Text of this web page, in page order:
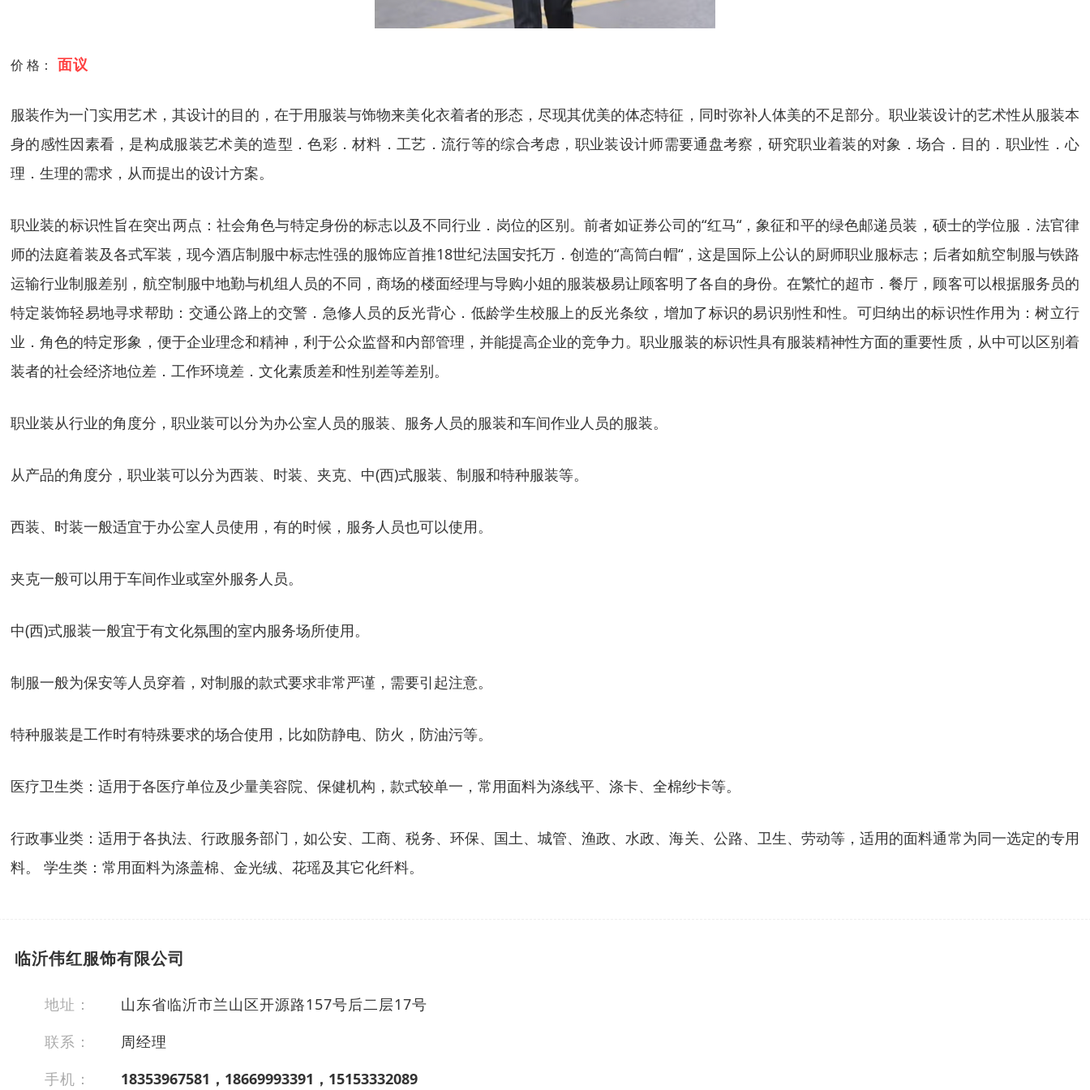
价 格： 面议
服装作为一门实用艺术，其设计的目的，在于用服装与饰物来美化衣着者的形态，尽现其优美的体态特征，同时弥补人体美的不足部分。职业装设计的艺术性从服装本
身的感性因素看，是构成服装艺术美的造型．色彩．材料．工艺．流行等的综合考虑，职业装设计师需要通盘考察，研究职业着装的对象．场合．目的．职业性．心
理．生理的需求，从而提出的设计方案。
职业装的标识性旨在突出两点：社会角色与特定身份的标志以及不同行业．岗位的区别。前者如证券公司的“红马“，象征和平的绿色邮递员装，硕士的学位服．法官律
师的法庭着装及各式军装，现今酒店制服中标志性强的服饰应首推18世纪法国安托万．创造的“高筒白帽“，这是国际上公认的厨师职业服标志；后者如航空制服与铁路
运输行业制服差别，航空制服中地勤与机组人员的不同，商场的楼面经理与导购小姐的服装极易让顾客明了各自的身份。在繁忙的超市．餐厅，顾客可以根据服务员的
特定装饰轻易地寻求帮助：交通公路上的交警．急修人员的反光背心．低龄学生校服上的反光条纹，增加了标识的易识别性和性。可归纳出的标识性作用为：树立行
业．角色的特定形象，便于企业理念和精神，利于公众监督和内部管理，并能提高企业的竞争力。职业服装的标识性具有服装精神性方面的重要性质，从中可以区别着
装者的社会经济地位差．工作环境差．文化素质差和性别差等差别。
职业装从行业的角度分，职业装可以分为办公室人员的服装、服务人员的服装和车间作业人员的服装。
从产品的角度分，职业装可以分为西装、时装、夹克、中(西)式服装、制服和特种服装等。
西装、时装一般适宜于办公室人员使用，有的时候，服务人员也可以使用。
夹克一般可以用于车间作业或室外服务人员。
中(西)式服装一般宜于有文化氛围的室内服务场所使用。
制服一般为保安等人员穿着，对制服的款式要求非常严谨，需要引起注意。
特种服装是工作时有特殊要求的场合使用，比如防静电、防火，防油污等。
医疗卫生类：适用于各医疗单位及少量美容院、保健机构，款式较单一，常用面料为涤线平、涤卡、全棉纱卡等。
行政事业类：适用于各执法、行政服务部门，如公安、工商、税务、环保、国土、城管、渔政、水政、海关、公路、卫生、劳动等，适用的面料通常为同一选定的专用
料。 学生类：常用面料为涤盖棉、金光绒、花瑶及其它化纤料。
临沂伟红服饰有限公司
地址：
山东省临沂市兰山区开源路157号后二层17号
联系：
周经理
手机：
18353967581，18669993391，15153332089